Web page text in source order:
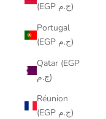
(EGP ج.م)
Portugal
(EGP ج.م)
Qatar (EGP
ج.م)
Réunion
(EGP ج.م)